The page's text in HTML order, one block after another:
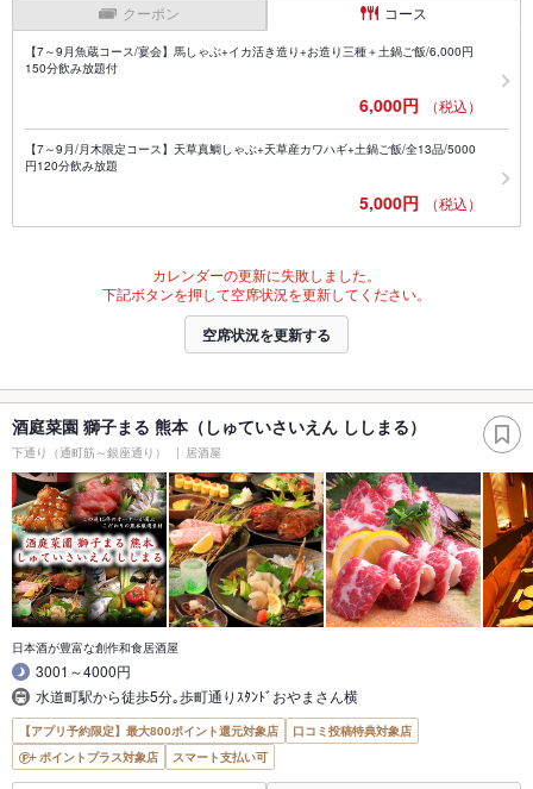
クーポン コース
【7～9月魚蔵コース/宴会】馬しゃぶ+イカ活き造り+お造り三種＋土鍋ご飯/6,000円
150分飲み放題付
6,000円 （税込）
【7～9月/月木限定コース】天草真鯛しゃぶ+天草産カワハギ+土鍋ご飯/全13品/5000
円120分飲み放題
5,000円 （税込）
カレンダーの更新に失敗しました。
下記ボタンを押して空席状況を更新してください。
空席状況を更新する
酒庭菜園 獅子まる 熊本（しゅていさいえん ししまる）
下通り（通町筋～銀座通り） 居酒屋
日本酒が豊富な創作和食居酒屋
3001～4000円
水道町駅から徒歩5分｡歩町通りｽﾀﾝﾄﾞおやまさん横
【アプリ予約限定】最大800ポイント還元対象店
口コミ投稿特典対象店
ポイントプラス対象店
スマート支払い可